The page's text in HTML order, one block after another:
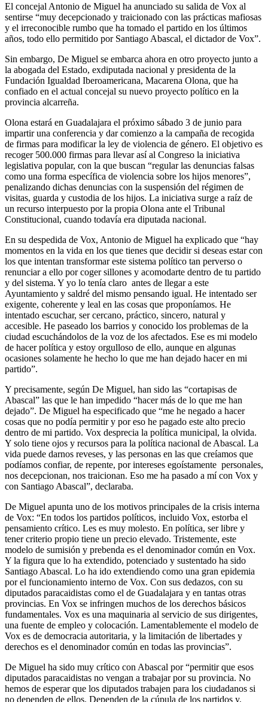
El concejal Antonio de Miguel ha anunciado su salida de Vox al
sentirse “muy decepcionado y traicionado con las prácticas mafiosas
y el irreconocible rumbo que ha tomado el partido en los últimos
años, todo ello permitido por Santiago Abascal, el dictador de Vox”.
Sin embargo, De Miguel se embarca ahora en otro proyecto junto a
la abogada del Estado, exdiputada nacional y presidenta de la
Fundación Igualdad Iberoamericana, Macarena Olona, que ha
confiado en el actual concejal su nuevo proyecto político en la
provincia alcarreña.
Olona estará en Guadalajara el próximo sábado 3 de junio para
impartir una conferencia y dar comienzo a la campaña de recogida
de firmas para modificar la ley de violencia de género. El objetivo es
recoger 500.000 firmas para llevar así al Congreso la iniciativa
legislativa popular, con la que buscan “regular las denuncias falsas
como una forma específica de violencia sobre los hijos menores”,
penalizando dichas denuncias con la suspensión del régimen de
visitas, guarda y custodia de los hijos. La iniciativa surge a raíz de
un recurso interpuesto por la propia Olona ante el Tribunal
Constitucional, cuando todavía era diputada nacional.
En su despedida de Vox, Antonio de Miguel ha explicado que “hay
momentos en la vida en los que tienes que decidir si deseas estar con
los que intentan transformar este sistema político tan perverso o
renunciar a ello por coger sillones y acomodarte dentro de tu partido
y del sistema. Y yo lo tenía claro antes de llegar a este
Ayuntamiento y saldré del mismo pensando igual. He intentado ser
exigente, coherente y leal en las cosas que proponíamos. He
intentado escuchar, ser cercano, práctico, sincero, natural y
accesible. He paseado los barrios y conocido los problemas de la
ciudad escuchándolos de la voz de los afectados. Ese es mi modelo
de hacer política y estoy orgulloso de ello, aunque en algunas
ocasiones solamente he hecho lo que me han dejado hacer en mi
partido”.
Y precisamente, según De Miguel, han sido las “cortapisas de
Abascal” las que le han impedido “hacer más de lo que me han
dejado”. De Miguel ha especificado que “me he negado a hacer
cosas que no podía permitir y por eso he pagado este alto precio
dentro de mi partido. Vox desprecia la política municipal, la olvida.
Y solo tiene ojos y recursos para la política nacional de Abascal. La
vida puede darnos reveses, y las personas en las que creíamos que
podíamos confiar, de repente, por intereses egoístamente personales,
nos decepcionan, nos traicionan. Eso me ha pasado a mí con Vox y
con Santiago Abascal”, declaraba.
De Miguel apunta uno de los motivos principales de la crisis interna
de Vox: “En todos los partidos políticos, incluido Vox, estorba el
pensamiento crítico. Les es muy molesto. En política, ser libre y
tener criterio propio tiene un precio elevado. Tristemente, este
modelo de sumisión y prebenda es el denominador común en Vox.
Y la figura que lo ha extendido, potenciado y sustentado ha sido
Santiago Abascal. Lo ha ido extendiendo como una gran epidemia
por el funcionamiento interno de Vox. Con sus dedazos, con su
diputados paracaidistas como el de Guadalajara y en tantas otras
provincias. En Vox se infringen muchos de los derechos básicos
fundamentales. Vox es una maquinaria al servicio de sus dirigentes,
una fuente de empleo y colocación. Lamentablemente el modelo de
Vox es de democracia autoritaria, y la limitación de libertades y
derechos es el denominador común en todas las provincias”.
De Miguel ha sido muy crítico con Abascal por “permitir que esos
diputados paracaidistas no vengan a trabajar por su provincia. No
hemos de esperar que los diputados trabajen para los ciudadanos si
no dependen de ellos. Dependen de la cúpula de los partidos y,